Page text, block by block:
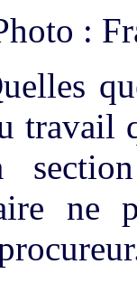
:
travail
ne